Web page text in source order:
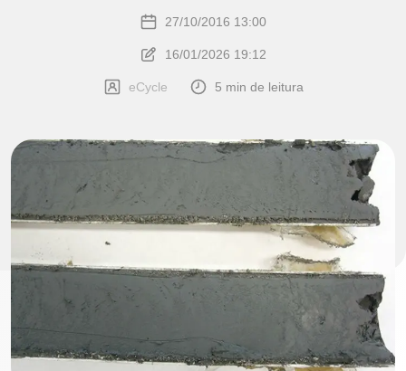
27/10/2016 13:00
16/01/2026 19:12
eCycle 5 min de leitura